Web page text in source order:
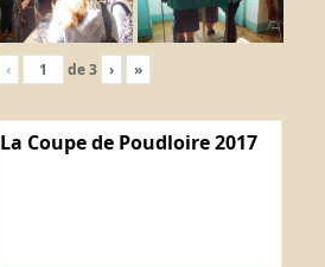
‹ de3 › »
La Coupe de Poudloire 2017